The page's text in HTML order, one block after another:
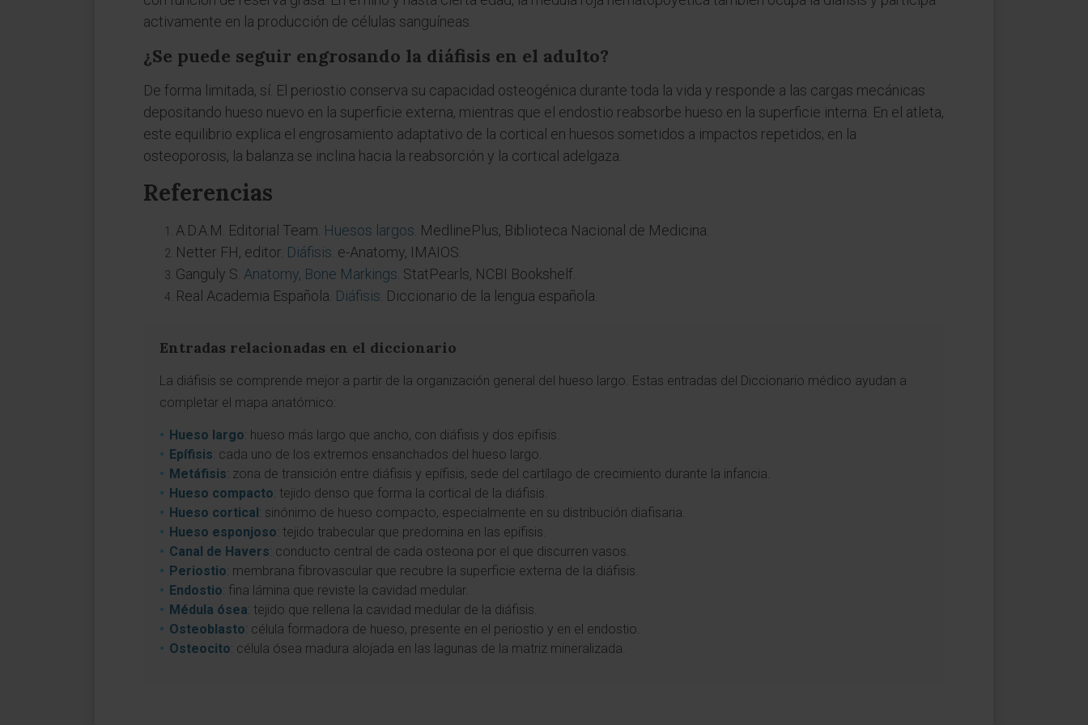
activamente en la producción de células sanguíneas.
¿Se puede seguir engrosando la diáfisis en el adulto?
De forma limitada, sí. El periostio conserva su capacidad osteogénica durante toda la vida y responde a las cargas mecánicas
depositando hueso nuevo en la superficie externa, mientras que el endostio reabsorbe hueso en la superficie interna. En el atleta,
este equilibrio explica el engrosamiento adaptativo de la cortical en huesos sometidos a impactos repetidos; en la
osteoporosis, la balanza se inclina hacia la reabsorción y la cortical adelgaza.
Referencias
A.D.A.M. Editorial Team. Huesos largos . MedlinePlus, Biblioteca Nacional de Medicina.
Netter FH, editor. Diáfisis . e-Anatomy, IMAIOS.
Ganguly S. Anatomy, Bone Markings . StatPearls, NCBI Bookshelf.
Real Academia Española. Diáfisis . Diccionario de la lengua española.
Entradas relacionadas en el diccionario
La diáfisis se comprende mejor a partir de la organización general del hueso largo. Estas entradas del Diccionario médico ayudan a
completar el mapa anatómico:
Hueso largo: hueso más largo que ancho, con diáfisis y dos epífisis.
Epífisis: cada uno de los extremos ensanchados del hueso largo.
Metáfisis: zona de transición entre diáfisis y epífisis, sede del cartílago de crecimiento durante la infancia.
Hueso compacto: tejido denso que forma la cortical de la diáfisis.
Hueso cortical: sinónimo de hueso compacto, especialmente en su distribución diafisaria.
Hueso esponjoso: tejido trabecular que predomina en las epífisis.
Canal de Havers: conducto central de cada osteona por el que discurren vasos.
Periostio: membrana fibrovascular que recubre la superficie externa de la diáfisis.
Endostio: fina lámina que reviste la cavidad medular.
Médula ósea: tejido que rellena la cavidad medular de la diáfisis.
Osteoblasto: célula formadora de hueso, presente en el periostio y en el endostio.
Osteocito: célula ósea madura alojada en las lagunas de la matriz mineralizada.